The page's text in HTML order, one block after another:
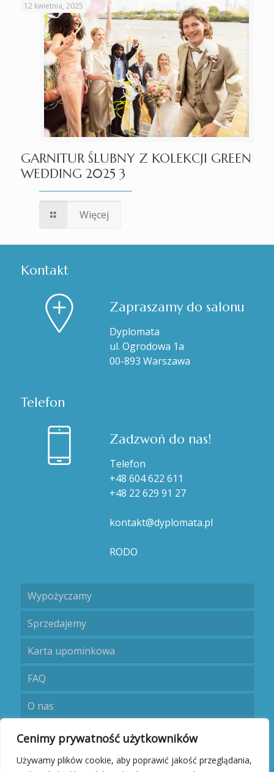
Cenimy prywatność użytkowników
Używamy plików cookie, aby poprawić jakość przeglądania,
12 kwietnia, 2025
GARNITUR ŚLUBNY Z KOLEKCJI GREEN
WEDDING 2025 3
Więcej
Kontakt
Zapraszamy do salonu
Dyplomata
ul. Ogrodowa 1a
00-893 Warszawa
Telefon
Zadzwoń do nas!
Telefon
+48 604 622 611
+48 22 629 91 27
kontakt@dyplomata.pl
RODO
Wypożyczamy
Sprzedajemy
Karta upominkowa
FAQ
O nas
Umów się
Kontakt